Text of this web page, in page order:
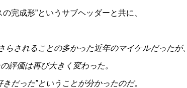
完成形”というサブヘッダーと共に、
らされることの多かった近年のマイケルだったが、
評価は再び大きく変わった。
だった”ということが分かったのだ。